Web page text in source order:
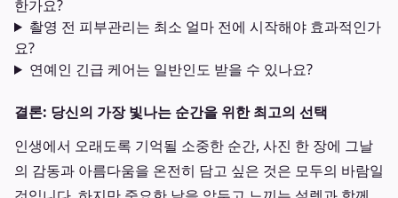
한가요?
촬영 전 피부관리는 최소 얼마 전에 시작해야 효과적인가
요?
연예인 긴급 케어는 일반인도 받을 수 있나요?
결론: 당신의 가장 빛나는 순간을 위한 최고의 선택
인생에서 오래도록 기억될 소중한 순간, 사진 한 장에 그날
의 감동과 아름다움을 온전히 담고 싶은 것은 모두의 바람일